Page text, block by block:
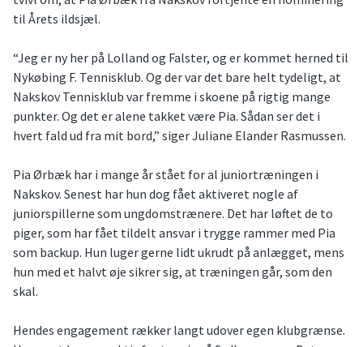
til Årets ildsjæl.
“Jeg er ny her på Lolland og Falster, og er kommet herned til
Nykøbing F. Tennisklub. Og der var det bare helt tydeligt, at
Nakskov Tennisklub var fremme i skoene på rigtig mange
punkter. Og det er alene takket være Pia. Sådan ser det i
hvert fald ud fra mit bord,” siger Juliane Elander Rasmussen.
Pia Ørbæk har i mange år stået for al juniortræningen i
Nakskov. Senest har hun dog fået aktiveret nogle af
juniorspillerne som ungdomstrænere. Det har løftet de to
piger, som har fået tildelt ansvar i trygge rammer med Pia
som backup. Hun luger gerne lidt ukrudt på anlægget, mens
hun med et halvt øje sikrer sig, at træningen går, som den
skal.
Hendes engagement rækker langt udover egen klubgrænse.